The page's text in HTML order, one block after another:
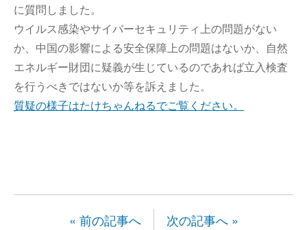
に質問しました。
ウイルス感染やサイバーセキュリティ上の問題がない
か、中国の影響による安全保障上の問題はないか、自然
エネルギー財団に疑義が生じているのであれば立入検査
を行うべきではないか等を訴えました。
質疑の様子はたけちゃんねるでご覧ください。
« 前の記事へ 次の記事へ »